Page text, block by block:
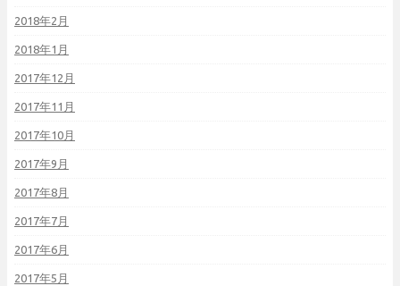
2018年2月
2018年1月
2017年12月
2017年11月
2017年10月
2017年9月
2017年8月
2017年7月
2017年6月
2017年5月